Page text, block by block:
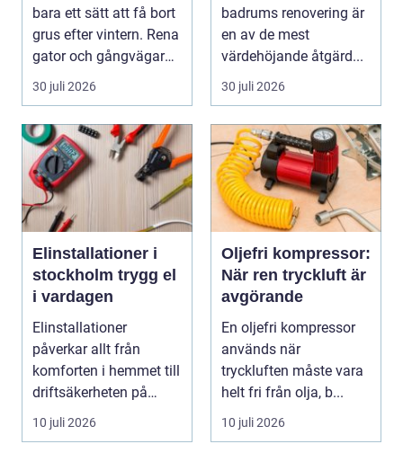
bara ett sätt att få bort
grus efter vintern. Rena
gator och gångvägar
påverka...
30 juli 2026
modernt badrum
badrums renovering är
en av de mest
värdehöjande åtgärd...
30 juli 2026
Elinstallationer i
stockholm trygg el
i vardagen
Elinstallationer
påverkar allt från
komforten i hemmet till
driftsäkerheten på
jobbet. I en växande ...
10 juli 2026
Oljefri kompressor:
När ren tryckluft är
avgörande
En oljefri kompressor
används när
tryckluften måste vara
helt fri från olja, b...
10 juli 2026